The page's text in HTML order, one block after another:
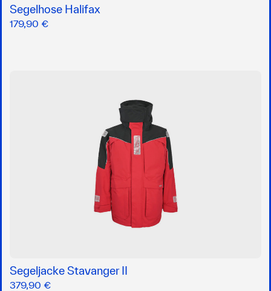
Segelhose Halifax
179,90 €
Segeljacke Stavanger II
379,90 €